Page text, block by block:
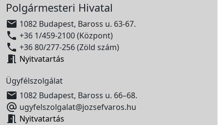
Polgármesteri Hivatal
 1082 Budapest, Baross u. 63-67.
 +36 1/459-2100 (Központ)
 +36 80/277-256 (Zöld szám)
 Nyitvatartás
Ügyfélszolgálat
 1082 Budapest, Baross u. 66–68.
 ugyfelszolgalat@jozsefvaros.hu
 Nyitvatartás